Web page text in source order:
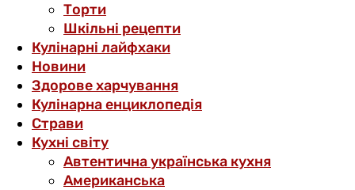
Торти
Шкільні рецепти
Кулінарні лайфхаки
Новини
Здорове харчування
Кулінарна енциклопедія
Страви
Кухні світу
Автентична українська кухня
Американська